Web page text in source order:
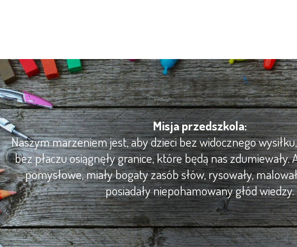
Misja przedszkola:
Naszym marzeniem jest, aby dzieci bez widocznego
bez płaczu osiągnęły granice, które będą nas zdumiewały.
pomysłowe, miały bogaty zasób słów, rysowały,
posiadały niepohamowany głód wiedzy.